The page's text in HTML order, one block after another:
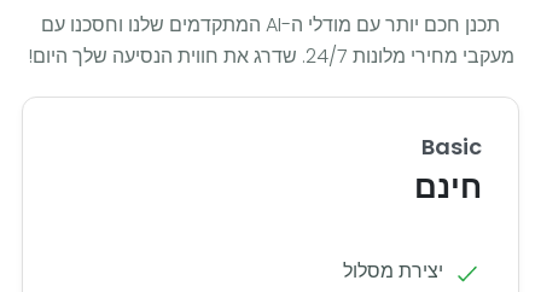
תכנן חכם יותר עם מודלי ה-AI המתקדמים שלנו וחסכנו עם
מעקבי מחירי מלונות 24/7. שדרג את חווית הנסיעה שלך היום!
Basic
חינם
יצירת מסלול